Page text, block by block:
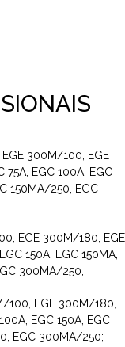
300M/100, EGE
EGC 100A, EGC
150MA/250, EGC
EGE 300M/180, EGE
150A, EGC 150MA,
300MA/250;
100, EGE 300M/180,
EGC 150A, EGC
EGC 300MA/250;